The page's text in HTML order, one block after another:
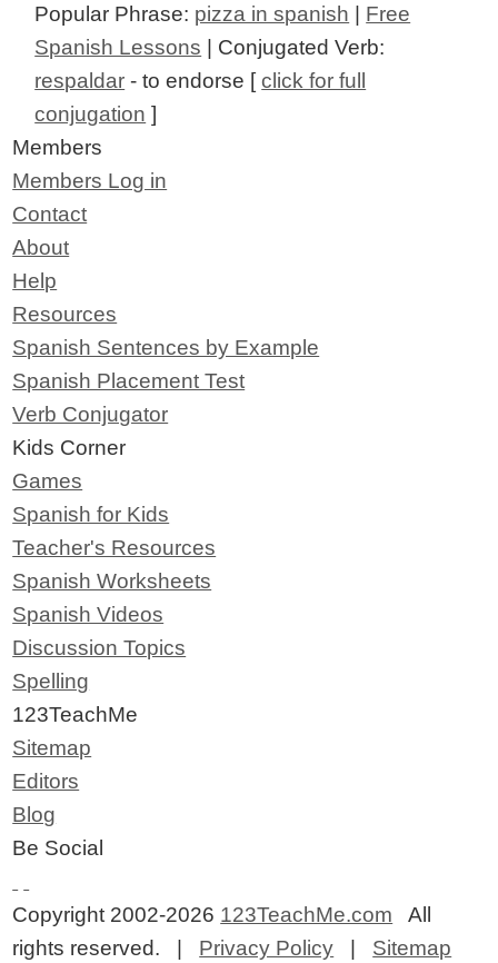
Popular Phrase: pizza in spanish | Free
Spanish Lessons | Conjugated Verb:
respaldar - to endorse [click for full
conjugation ]
Members
Members Log in
Contact
About
Help
Resources
Spanish Sentences by Example
Spanish Placement Test
Verb Conjugator
Kids Corner
Games
Spanish for Kids
Teacher's Resources
Spanish Worksheets
Spanish Videos
Discussion Topics
Spelling
123TeachMe
Sitemap
Editors
Blog
Be Social
Copyright 2002-2026 123TeachMe.com All
rights reserved. | Privacy Policy | Sitemap